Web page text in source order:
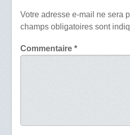
Votre adresse e-mail ne sera
champs obligatoires sont
Commentaire *